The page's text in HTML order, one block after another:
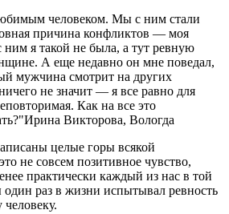
человеком. Мы с ним стали
причина конфликтов — моя
ним я такой не была, а тут ревную
А еще недавно он мне поведал,
мужчина смотрит на других
не значит — я все равно для
Как на все это
Викторова, Вологда
целые горы всякой
не совсем позитивное чувство,
практически каждый из нас в той
раз в жизни испытывал ревность